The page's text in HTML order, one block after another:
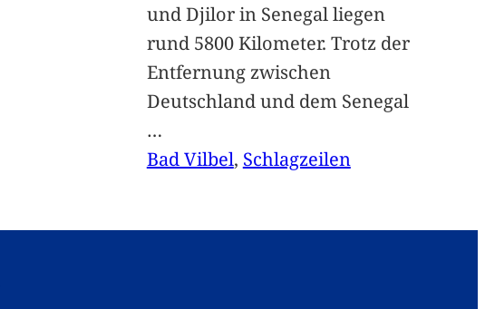
und Djilor in Senegal liegen
rund 5800 Kilometer. Trotz der
Entfernung zwischen
Deutschland und dem Senegal
…
Bad Vilbel, Schlagzeilen